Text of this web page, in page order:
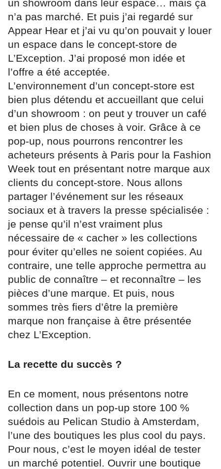
un showroom dans leur espace… mais ça
n’a pas marché. Et puis j’ai regardé sur
Appear Hear et j’ai vu qu’on pouvait y louer
un espace dans le concept-store de
L’Exception. J’ai proposé mon idée et
l’offre a été acceptée.
L’environnement d’un concept-store est
bien plus détendu et accueillant que celui
d’un showroom : on peut y trouver un café
et bien plus de choses à voir. Grâce à ce
pop-up, nous pourrons rencontrer les
acheteurs présents à Paris pour la Fashion
Week tout en présentant notre marque aux
clients du concept-store. Nous allons
partager l’événement sur les réseaux
sociaux et à travers la presse spécialisée :
je pense qu’il n’est vraiment plus
nécessaire de « cacher » les collections
pour éviter qu’elles ne soient copiées. Au
contraire, une telle approche permettra au
public de connaître – et reconnaître – les
pièces d’une marque. Et puis, nous
sommes très fiers d’être la première
marque non française à être présentée
chez L’Exception.
La recette du succès ?
En ce moment, nous présentons notre
collection dans un pop-up store 100 %
suédois au Pelican Studio à Amsterdam,
l’une des boutiques les plus cool du pays.
Pour nous, c’est le moyen idéal de tester
un marché potentiel. Ouvrir une boutique